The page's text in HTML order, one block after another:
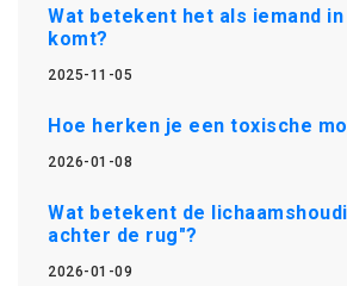
Wat betekent het als iemand
komt?
2025-11-05
Hoe herken je een toxische
2026-01-08
Wat betekent de
achter de rug"?
2026-01-09